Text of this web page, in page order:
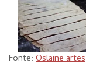
Fonte: Oslaine artes